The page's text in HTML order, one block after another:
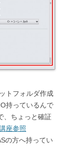
トフォルダ作成
持っているんで
、ちょっと確証
座参照
の方へ持ってい